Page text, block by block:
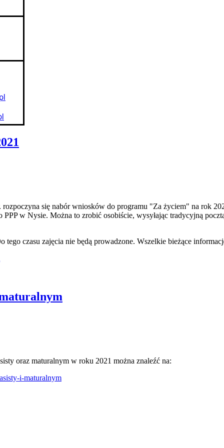
się nabór wniosków do programu "Za życiem" na rok
w Nysie. Można to zrobić osobiście, wysyłając tradycyjną
czasu zajęcia nie będą prowadzone. Wszelkie bieżące
oraz maturalnym w roku 2021 można znaleźć na:
i-maturalnym